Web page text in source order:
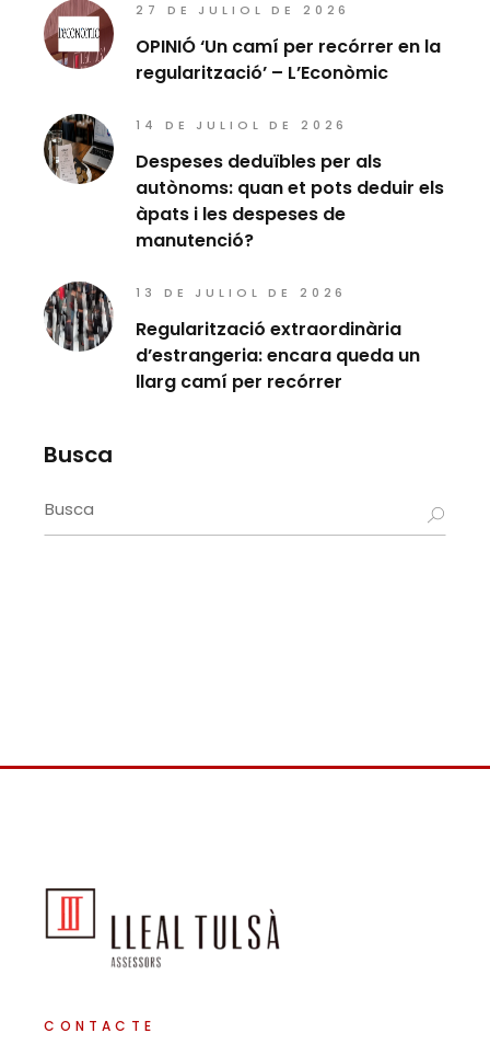
27 DE JULIOL DE 2026
OPINIÓ ‘Un camí per recórrer en la
regularització’ – L’Econòmic
14 DE JULIOL DE 2026
Despeses deduïbles per als
autònoms: quan et pots deduir els
àpats i les despeses de
manutenció?
13 DE JULIOL DE 2026
Regularització extraordinària
d’estrangeria: encara queda un
llarg camí per recórrer
Busca
Search
for:
CONTACTE